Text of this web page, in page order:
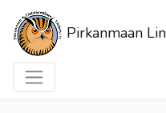
Pirkanmaan